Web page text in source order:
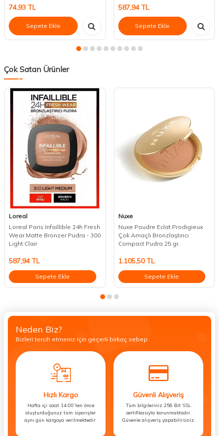
74,93 TL
Sepete Ekle
587,94TL
Sepete Ekle
Çok Satan Ürünler
Loreal
Loreal Paris Infaillible 24h Fresh
Wear Matte Bronzer Pudra - 300
Light Clair
587,94 TL
Sepete Ekle
Nuxe
Nuxe Poudre Eclat Prodigieux
Çok Amaçlı Bronzlaştırıcı
Compact Pudra 25 gr.
1.105,50TL
Sepete Ekle
Neden Biz?
Bizleri tercih etmeniz için geçerli birkaç sebep.
Hızlı Kargo
Hafta içi saat 14:00’ten önce
oluşturduğunuz tüm siparişler
aynı gün kargoya verilmektedir.
Güvenli Alışveriş
Tüm bilgileriniz 256 Bit SSL
sertifikasıyla korunmaktadır.
Güvenle alışveriş yapabilirsiniz.